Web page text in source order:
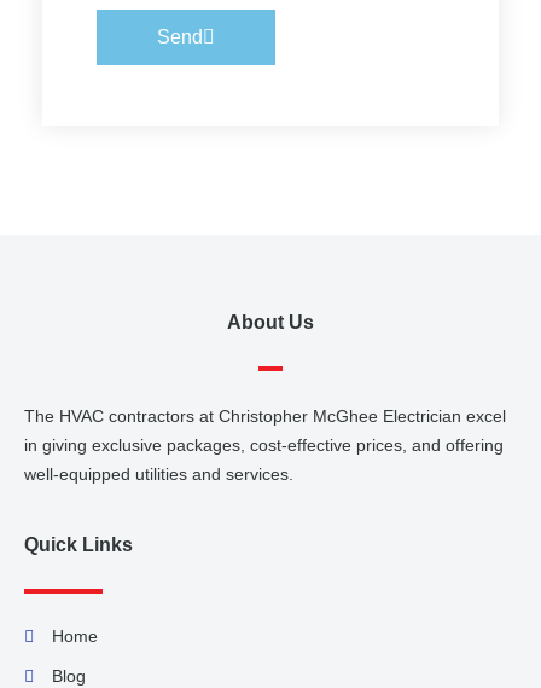
Send
About Us
The HVAC contractors at Christopher McGhee Electrician excel
in giving exclusive packages, cost-effective prices, and offering
well-equipped utilities and services.
Quick Links
Home
Blog